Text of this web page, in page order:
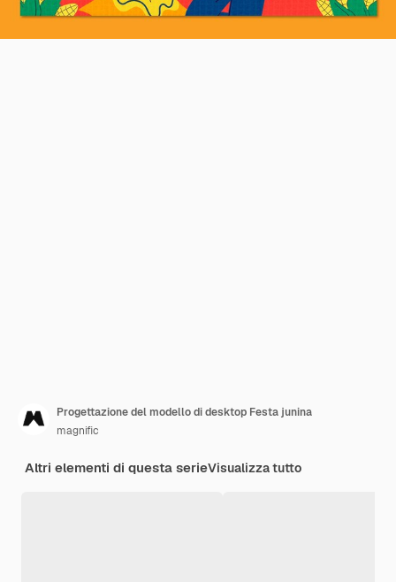
Progettazione del modello di desktop Festa junina
magnific
Altri elementi di questa serieVisualizza tutto